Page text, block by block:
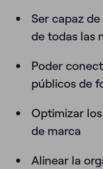
Ser capaz de
de todas las
Poder
públicos de
Optimizar
de marca
Alinear la